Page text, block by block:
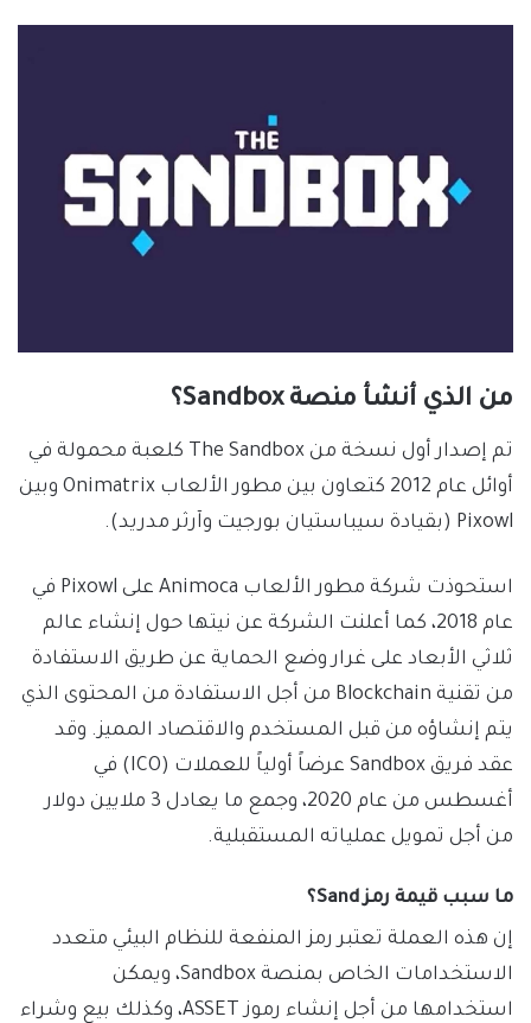
من الذي أنشأ منصة Sandbox؟
تم إصدار أول نسخة من The Sandbox كلعبة محمولة في
أوائل عام 2012 كتعاون بين مطور الألعاب Onimatrix وبين
Pixowl (بقيادة سيباستيان بورجيت وآرثر مدريد).
استحوذت شركة مطور الألعاب Animoca على Pixowl في
عام 2018، كما أعلنت الشركة عن نيتها حول إنشاء عالم
ثلاثي الأبعاد على غرار وضع الحماية عن طريق الاستفادة
من تقنية Blockchain من أجل الاستفادة من المحتوى الذي
يتم إنشاؤه من قبل المستخدم والاقتصاد المميز. وقد
عقد فريق Sandbox عرضاً أولياً للعملات (ICO) في
أغسطس من عام 2020، وجمع ما يعادل 3 ملايين دولار
من أجل تمويل عملياته المستقبلية.
ما سبب قيمة رمز Sand؟
إن هذه العملة تعتبر رمز المنفعة للنظام البيئي متعدد
الاستخدامات الخاص بمنصة Sandbox، ويمكن
استخدامها من أجل إنشاء رموز ASSET، وكذلك بيع وشراء